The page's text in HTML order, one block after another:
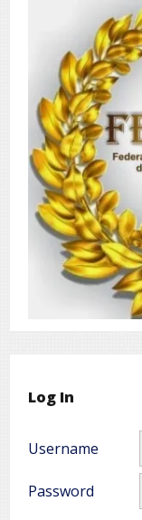
Log In
Username
Password